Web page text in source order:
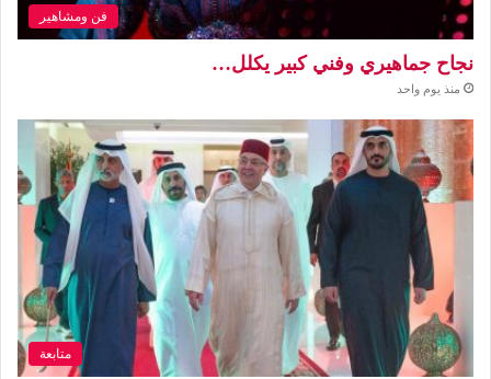
فن ومشاهير
نجاح جماهيري وفني كبير يكلل…
منذ يوم واحد
متابعة